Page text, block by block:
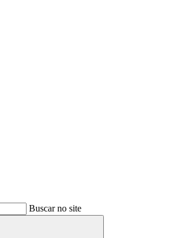
Buscar no site